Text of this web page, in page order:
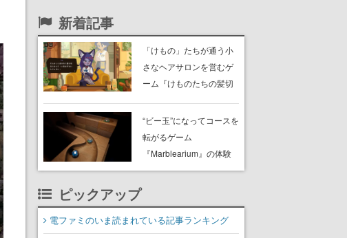
新着記事
「けもの」たちが通う小
さなヘアサロンを営むゲ
ーム『けものたちの髪切
始。悩みを持ったお客様
と会話を交わし“本当に望
んでる髪型”を見つけ出す
“ビー玉”になってコースを
転がるゲーム
『Marblearium』の体験
版がSteamで本日8月7日
ピックアップ
電ファミのいま読まれている記事ランキング